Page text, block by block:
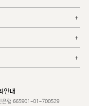
안내
은행 665901-01-700529